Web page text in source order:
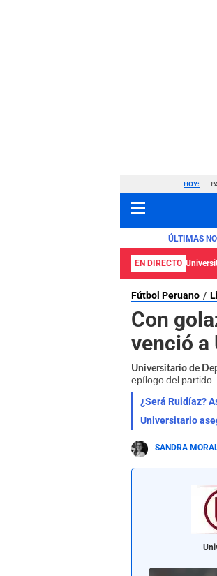
HOY:
ÚLTIMAS
EN DIRECTO
Fútbol Peruano
Con
venció a
Universitario de
epílogo del partido.
¿Será Ruidíaz?
Universitario
SANDRA